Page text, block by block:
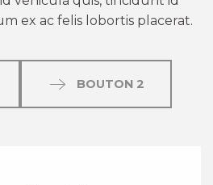
ex ac felis lobortis placerat.
BOUTON 2